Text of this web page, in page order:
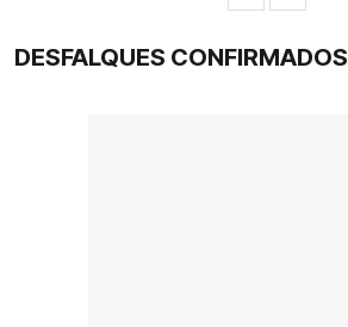
DESFALQUES CONFIRMADOS